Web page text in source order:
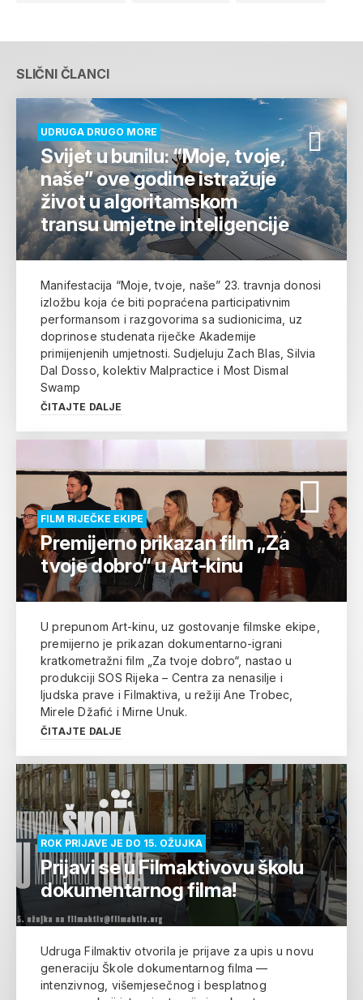
SLIČNI ČLANCI
UDRUGA DRUGO MORE
Svijet u bunilu: “Moje, tvoje,
naše” ove godine istražuje
život u algoritamskom
transu umjetne inteligencije
Manifestacija “Moje, tvoje, naše” 23. travnja donosi
izložbu koja će biti popraćena participativnim
performansom i razgovorima sa sudionicima, uz
doprinose studenata riječke Akademije
primijenjenih umjetnosti. Sudjeluju Zach Blas, Silvia
Dal Dosso, kolektiv Malpractice i Most Dismal
Swamp
ČITAJTE DALJE
FILM RIJEČKE EKIPE
Premijerno prikazan film „Za
tvoje dobro“ u Art-kinu
U prepunom Art-kinu, uz gostovanje filmske ekipe,
premijerno je prikazan dokumentarno-igrani
kratkometražni film „Za tvoje dobro“, nastao u
produkciji SOS Rijeka – Centra za nenasilje i
ljudska prave i Filmaktiva, u režiji Ane Trobec,
Mirele Džafić i Mirne Unuk.
ČITAJTE DALJE
ROK PRIJAVE JE DO 15. OŽUJKA
Prijavi se u Filmaktivovu školu
dokumentarnog filma!
Udruga Filmaktiv otvorila je prijave za upis u novu
generaciju Škole dokumentarnog filma —
intenzivnog, višemjesečnog i besplatnog